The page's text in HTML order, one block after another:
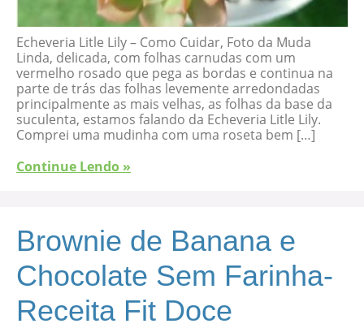
Echeveria Litle Lily – Como Cuidar, Foto da Muda
Linda, delicada, com folhas carnudas com um
vermelho rosado que pega as bordas e continua na
parte de trás das folhas levemente arredondadas
principalmente as mais velhas, as folhas da base da
suculenta, estamos falando da Echeveria Litle Lily.
Comprei uma mudinha com uma roseta bem […]
Continue Lendo »
Brownie de Banana e
Chocolate Sem Farinha-
Receita Fit Doce